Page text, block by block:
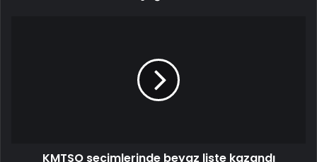
KMTSO seçimlerinde beyaz liste kazandı